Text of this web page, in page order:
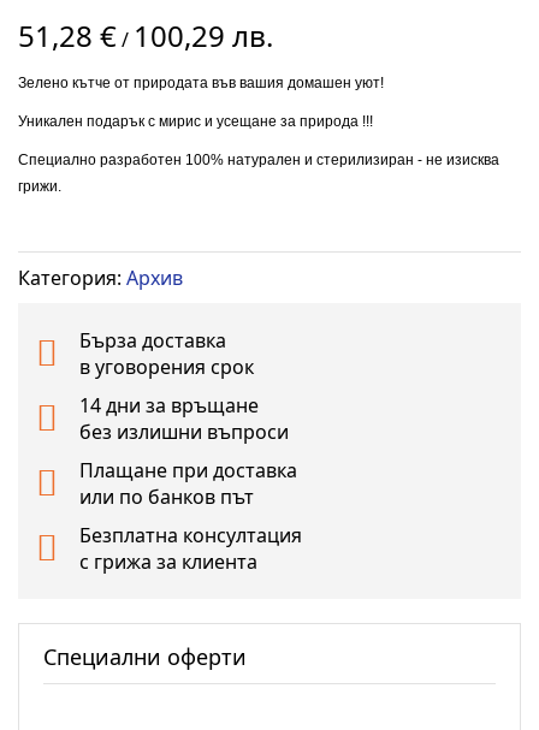
към
на
галерия
снимки
51,28 €/ 100,29 лв.
Зелено кътче от природата във вашия домашен уют!
Уникален подарък с мирис и усещане за природа !!!
Специално разработен 100% натурален и стерилизиран - не изисква
грижи.
Категория: Архив
Бърза доставка
в уговорения срок
14 дни за връщане
без излишни въпроси
Плащане при доставка
или по банков път
Безплатна консултация
с грижа за клиента
Специални оферти